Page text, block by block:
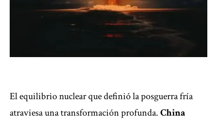
El equilibrionuclearque definió la posguerra fría
atraviesa una transformación profunda.China